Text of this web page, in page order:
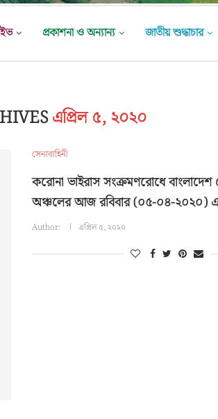
প্রকাশনা ও অন্যান্য জাতীয় শুদ্ধাচার
এপ্রিল ৫, ২০২০
সেনাবাহিনী
করোনা ভাইরাস সংক্রমণরোধে বাংলাদেশ
অঞ্চলের আজ রবিবার (০৫-০৪-২০২০)
Author: এপ্রিল ৫, ২০২০